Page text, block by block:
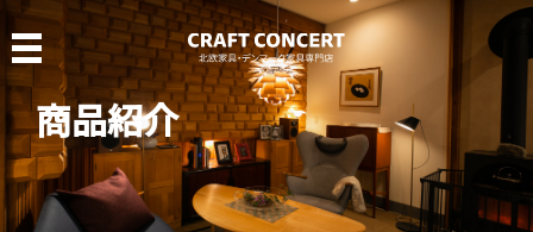
商品紹介
MENU
クラフトコンサート
当店について